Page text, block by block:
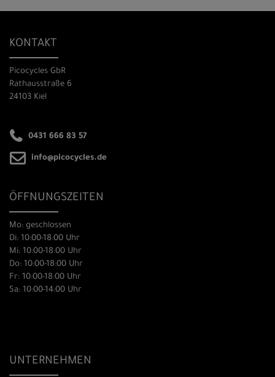
KONTAKT
Picocycles GbR
Rathausstraße 6
24103 Kiel
0431 666 83 57
info@picocycles.de
ÖFFNUNGSZEITEN
Mo: geschlossen
Di: 10:00-18:00 Uhr
Mi: 10:00-18:00 Uhr
Do: 10:00-18:00 Uhr
Fr: 10:00-18:00 Uhr
Sa: 10:00-14:00 Uhr
UNTERNEHMEN